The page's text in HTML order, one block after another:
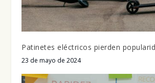
Patinetes eléctricos pierden
23 de mayo de 2024